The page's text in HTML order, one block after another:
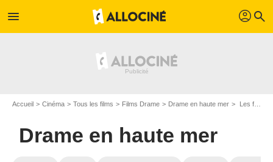
menu profil search
Accueil Cinéma Tous les films Films Drame Drame en haute mer Les films similaires à "Drame en haute mer"
Drame en haute mer